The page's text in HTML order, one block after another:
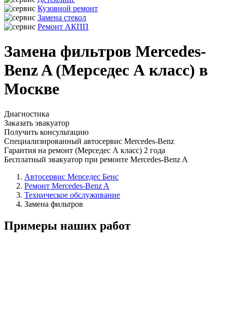
Кузовной ремонт
Замена стекол
Ремонт АКПП
Замена фильтров Mercedes-
Benz A (Мерседес А класс) в
Москве
Диагностика
Заказать эвакуатор
Получить консультацию
Специализированный автосервис Mercedes-Benz
Гарантия на ремонт (Мерседес А класс) 2 года
Бесплатный эвакуатор при ремонте Mercedes-Benz A
Автосервис Мерседес Бенс
Ремонт Mercedes-Benz A
Техническое обслуживание
Замена фильтров
Примеры наших работ